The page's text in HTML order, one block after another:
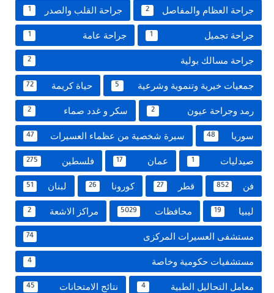
جراحة العظام والمفاصل 2 جراحة القلب والصدر 1
جراحة تجميل 1 جراحة عامة 1
جراحة مسالك بولية 2
جمعيات خيرية وتنموية وشرعية 5 حياة كريمة 72
رمد وجراحة عيون 2 سكر و غدد صماء 2
سوريا 48 سيرة شخصية من عظماء العسيرات 47
صيدليات 1 عمان 17 فلسطين 275
فن 852 قطر 27 كورونا 26 لبنان 51
ليبيا 19 محافظات 5029 مراكز الاشعة 2
مستشفى العسيرات المركزى 74
مستشفيات حكومية وخاصة 4
معامل التحاليل الطبية 4 نتائج الامتحانات 45